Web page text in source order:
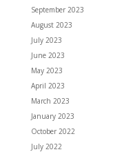
September 2023
August 2023
July 2023
June 2023
May 2023
April 2023
March 2023
January 2023
October 2022
July 2022